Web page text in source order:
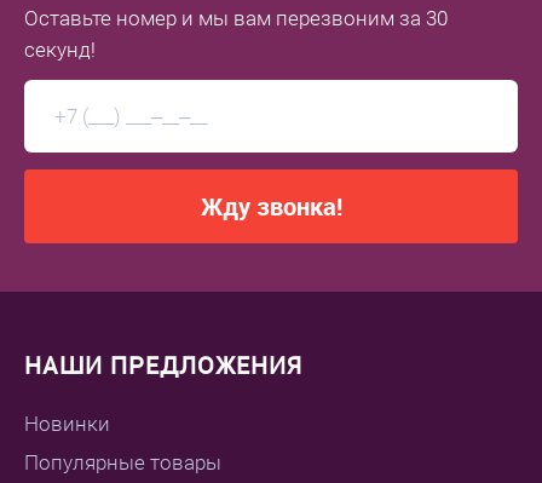
Оставьте номер и мы вам перезвоним за 30
секунд!
Жду звонка!
НАШИ ПРЕДЛОЖЕНИЯ
Новинки
Популярные товары